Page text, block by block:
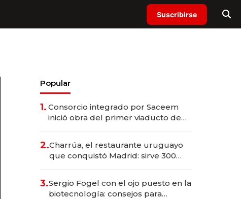
Suscribirse
Popular
1. Consorcio integrado por Saceem
inició obra del primer viaducto de
millones
2.Charrúa, el restaurante uruguayo
que conquistó Madrid: sirve 300
prepara apertura
3.Sergio Fogel con el ojo puesto en la
biotecnología: consejos para